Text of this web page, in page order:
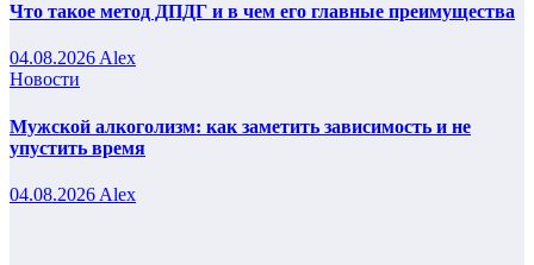
Что такое метод ДПДГ и в чем его главные преимущества
04.08.2026 Alex
Новости
Мужской алкоголизм: как заметить зависимость и не
упустить время
04.08.2026 Alex